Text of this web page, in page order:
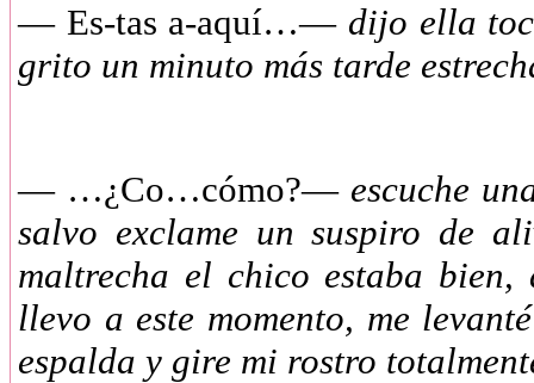
— Es-tas a-aquí…— dijo ella
grito un minuto más tarde
— …¿Co…cómo?— escuche
salvo exclame un suspiro de
maltrecha el chico estaba
llevo a este momento, me
espalda y gire mi rostro